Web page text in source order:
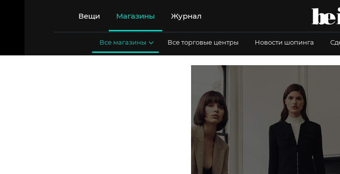
Вещи Магазины Журнал
Все магазины Все торговые центры Новости шопинга